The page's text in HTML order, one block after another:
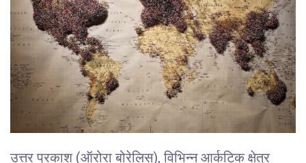
उत्तर प्रकाश (ऑरोरा बोरेलिस), विभिन्न आर्कटिक क्षेत्र